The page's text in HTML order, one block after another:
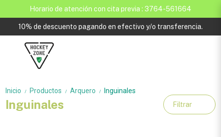
Horario de atención con cita previa : 3764-561664
10% de descuento pagando en efectivo y/o transferencia.
Inicio / Productos / Arquero / Inguinales
Inguinales Filtrar